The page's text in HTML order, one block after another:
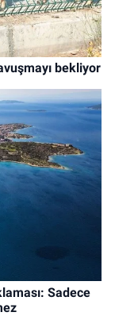
bekliyor
Sadece